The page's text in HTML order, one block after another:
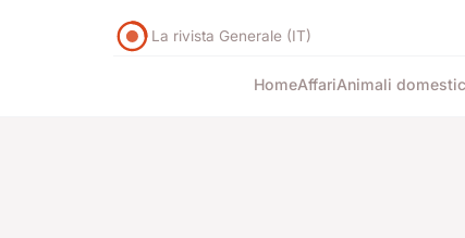
La rivista Generale (IT)
HomeAffariAnimali